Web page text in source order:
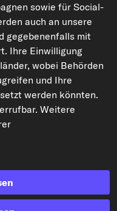
gesamte Datenbank, dürfen
Verbreitung der Daten und
TecAlliance und/oder die
verboten. Jegliche
des Urheberrechts
entsprechen dem Wegfall der
sowie für Social-
auch an unsere
gegebenenfalls mit
Ihre Einwilligung
wobei Behörden
und Ihre
werden könnten.
Weitere